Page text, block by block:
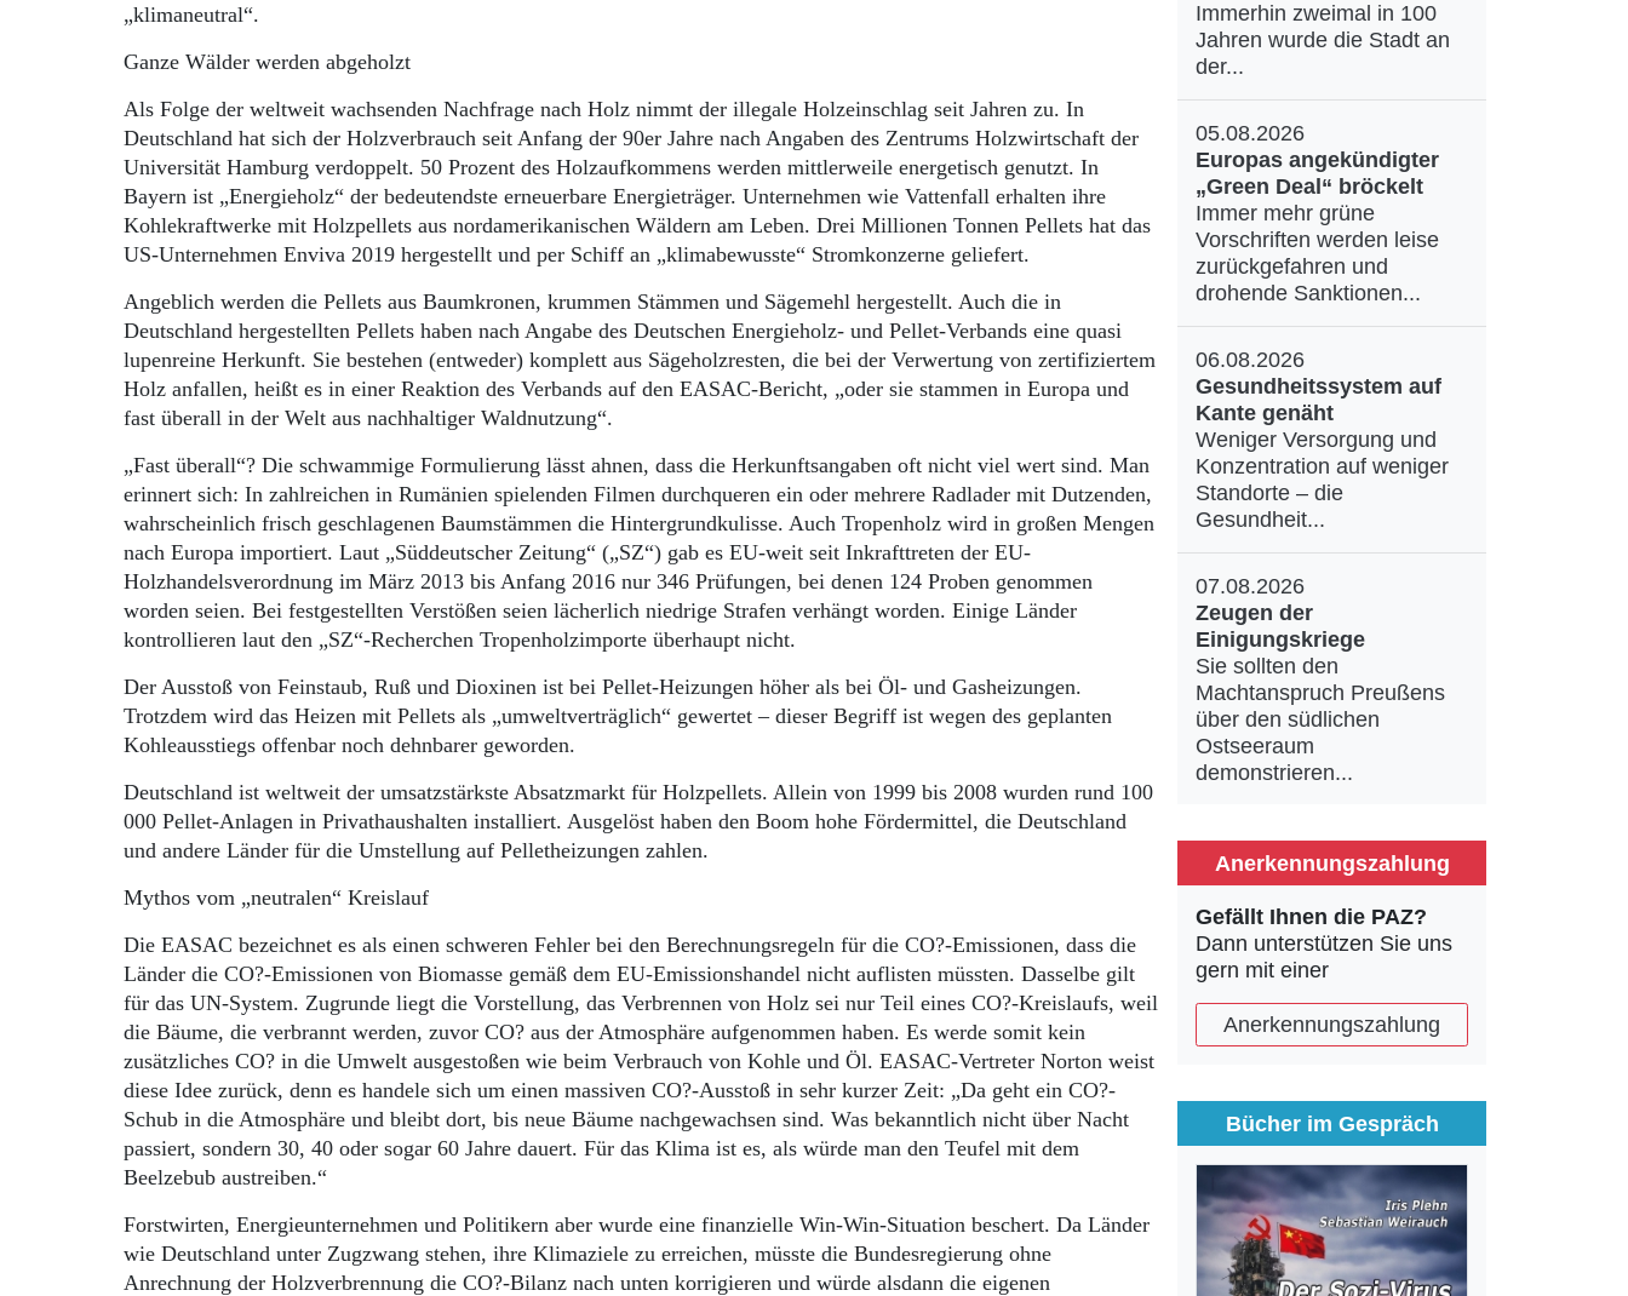
„klimaneutral“.
Ganze Wälder werden abgeholzt
Als Folge der weltweit wachsenden Nachfrage nach Holz nimmt der illegale Holzeinschlag seit Jahren zu. In
Deutschland hat sich der Holzverbrauch seit Anfang der 90er Jahre nach Angaben des Zentrums Holzwirtschaft der
Universität Hamburg verdoppelt. 50 Prozent des Holzaufkommens werden mittlerweile energetisch genutzt. In
Bayern ist „Energieholz“ der bedeutendste erneuerbare Energieträger. Unternehmen wie Vattenfall erhalten ihre
Kohlekraftwerke mit Holzpellets aus nordamerikanischen Wäldern am Leben. Drei Millionen Tonnen Pellets hat das
US-Unternehmen Enviva 2019 hergestellt und per Schiff an „klimabewusste“ Stromkonzerne geliefert.
Angeblich werden die Pellets aus Baumkronen, krummen Stämmen und Sägemehl hergestellt. Auch die in
Deutschland hergestellten Pellets haben nach Angabe des Deutschen Energieholz- und Pellet-Verbands eine quasi
lupenreine Herkunft. Sie bestehen (entweder) komplett aus Sägeholzresten, die bei der Verwertung von zertifiziertem
Holz anfallen, heißt es in einer Reaktion des Verbands auf den EASAC-Bericht, „oder sie stammen in Europa und
fast überall in der Welt aus nachhaltiger Waldnutzung“.
„Fast überall“? Die schwammige Formulierung lässt ahnen, dass die Herkunftsangaben oft nicht viel wert sind. Man
erinnert sich: In zahlreichen in Rumänien spielenden Filmen durchqueren ein oder mehrere Radlader mit Dutzenden,
wahrscheinlich frisch geschlagenen Baumstämmen die Hintergrundkulisse. Auch Tropenholz wird in großen Mengen
nach Europa importiert. Laut „Süddeutscher Zeitung“ („SZ“) gab es EU-weit seit Inkrafttreten der EU-
Holzhandelsverordnung im März 2013 bis Anfang 2016 nur 346 Prüfungen, bei denen 124 Proben genommen
worden seien. Bei festgestellten Verstößen seien lächerlich niedrige Strafen verhängt worden. Einige Länder
kontrollieren laut den „SZ“-Recherchen Tropenholzimporte überhaupt nicht.
Der Ausstoß von Feinstaub, Ruß und Dioxinen ist bei Pellet-Heizungen höher als bei Öl- und Gasheizungen.
Trotzdem wird das Heizen mit Pellets als „umweltverträglich“ gewertet – dieser Begriff ist wegen des geplanten
Kohleausstiegs offenbar noch dehnbarer geworden.
Deutschland ist weltweit der umsatzstärkste Absatzmarkt für Holzpellets. Allein von 1999 bis 2008 wurden rund 100
000 Pellet-Anlagen in Privathaushalten installiert. Ausgelöst haben den Boom hohe Fördermittel, die Deutschland
und andere Länder für die Umstellung auf Pelletheizungen zahlen.
Mythos vom „neutralen“ Kreislauf
Die EASAC bezeichnet es als einen schweren Fehler bei den Berechnungsregeln für die CO?-Emissionen, dass die
Länder die CO?-Emissionen von Biomasse gemäß dem EU-Emissionshandel nicht auflisten müssten. Dasselbe gilt
für das UN-System. Zugrunde liegt die Vorstellung, das Verbrennen von Holz sei nur Teil eines CO?-Kreislaufs, weil
die Bäume, die verbrannt werden, zuvor CO? aus der Atmosphäre aufgenommen haben. Es werde somit kein
zusätzliches CO? in die Umwelt ausgestoßen wie beim Verbrauch von Kohle und Öl. EASAC-Vertreter Norton weist
diese Idee zurück, denn es handele sich um einen massiven CO?-Ausstoß in sehr kurzer Zeit: „Da geht ein CO?-
Schub in die Atmosphäre und bleibt dort, bis neue Bäume nachgewachsen sind. Was bekanntlich nicht über Nacht
passiert, sondern 30, 40 oder sogar 60 Jahre dauert. Für das Klima ist es, als würde man den Teufel mit dem
Beelzebub austreiben.“
Forstwirten, Energieunternehmen und Politikern aber wurde eine finanzielle Win-Win-Situation beschert. Da Länder
wie Deutschland unter Zugzwang stehen, ihre Klimaziele zu erreichen, müsste die Bundesregierung ohne
Anrechnung der Holzverbrennung die CO?-Bilanz nach unten korrigieren und würde alsdann die eigenen
Immerhin zweimal in 100
Jahren wurde die Stadt an
der...
05.08.2026
Europas angekündigter
„Green Deal“ bröckelt
Immer mehr grüne
Vorschriften werden leise
zurückgefahren und
drohende Sanktionen...
06.08.2026
Gesundheitssystem auf
Kante genäht
Weniger Versorgung und
Konzentration auf weniger
Standorte – die
Gesundheit...
07.08.2026
Zeugen der
Einigungskriege
Sie sollten den
Machtanspruch Preußens
über den südlichen
Ostseeraum
demonstrieren...
Anerkennungszahlung
Gefällt Ihnen die PAZ?
Dann unterstützen Sie uns
gern mit einer
Anerkennungszahlung
Bücher im Gespräch